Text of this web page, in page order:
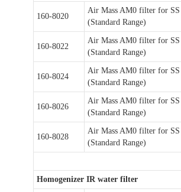
160-8020
Air Mass AM0 filter for SS
(Standard Range)
160-8022
Air Mass AM0 filter for SS
(Standard Range)
160-8024
Air Mass AM0 filter for SS
(Standard Range)
160-8026
Air Mass AM0 filter for SS
(Standard Range)
160-8028
Air Mass AM0 filter for SS
(Standard Range)
Homogenizer IR water filter